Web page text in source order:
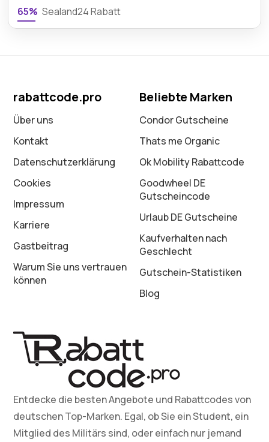
65% Sealand24 Rabatt
rabattcode.pro
Über uns
Kontakt
Datenschutz­erklärung
Cookies
Impressum
Karriere
Gastbeitrag
Warum Sie uns vertrauen
können
Beliebte Marken
Condor Gutscheine
Thats me Organic
Ok Mobility Rabattcode
Goodwheel DE
Gutscheincode
Urlaub DE Gutscheine
Kaufverhalten nach
Geschlecht
Gutschein-Statistiken
Blog
Entdecke die besten Angebote und Rabattcodes von
deutschen Top-Marken. Egal, ob Sie ein Student, ein
Mitglied des Militärs sind, oder einfach nur jemand